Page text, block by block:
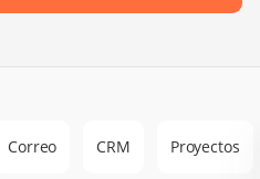
Correo CRM Proyectos